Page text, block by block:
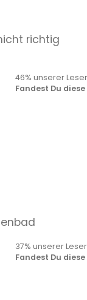
richtig
46% unserer
Fandest Du
37% unserer
Fandest Du